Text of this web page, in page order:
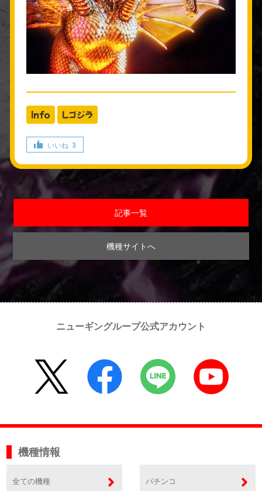
Info Lゴジラ
いいね 3
記事一覧
機種サイトへ
ニューギングループ公式アカウント
機種情報
全ての機種 パチンコ